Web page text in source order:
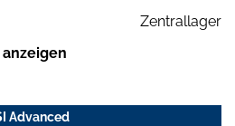
Zentrallager
anzeigen
Advanced